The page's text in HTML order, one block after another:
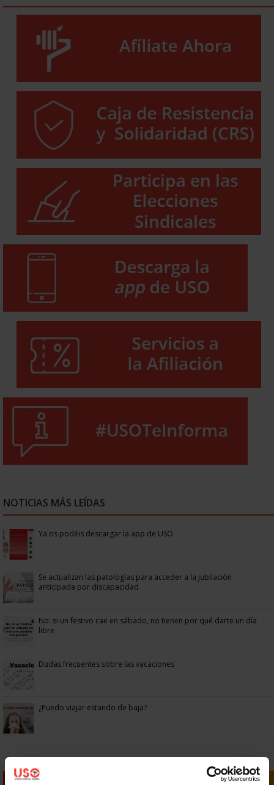
NOTICIAS MÁS LEÍDAS
Ya os podéis descargar la app de USO
Se actualizan las patologías para acceder a la jubilación
anticipada por discapacidad
No: si un festivo cae en sábado, no tienen por qué darte un día
libre
Dudas frecuentes sobre las vacaciones
¿Puedo viajar estando de baja?